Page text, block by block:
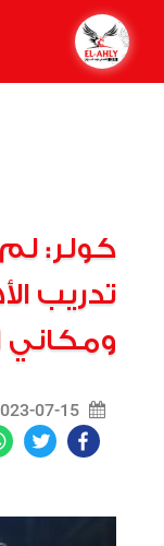
كولر:
تدريب
ومكاني
07-15 12:53:18
Facebook